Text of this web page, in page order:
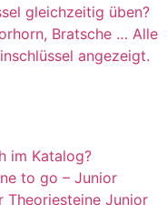
gleichzeitig üben?
Bratsche … Alle
angezeigt.
im Katalog?
to go – Junior
Theoriesteine Junior